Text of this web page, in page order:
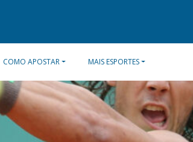
COMO APOSTAR MAIS ESPORTES